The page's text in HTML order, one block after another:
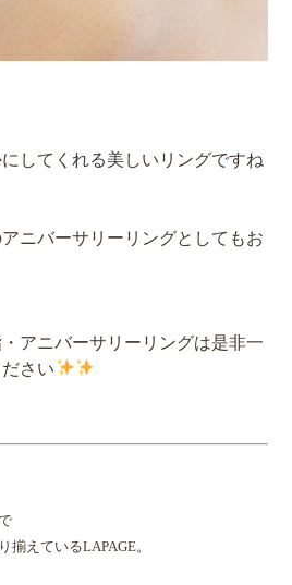
してくれる美しいリングですね
ニバーサリーリングとしてもお
アニバーサリーリングは是非一
さい
揃えているLAPAGE。